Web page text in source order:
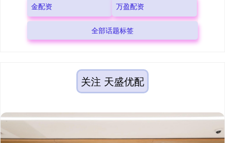
金配资 万盈配资
全部话题标签
关注 天盛优配